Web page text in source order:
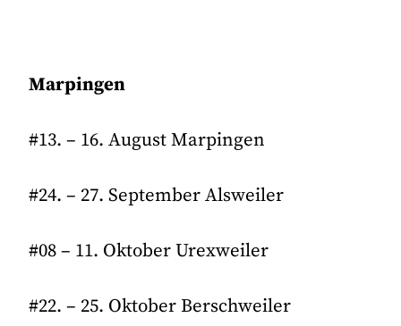
Marpingen
#13. – 16. August Marpingen
#24. – 27. September Alsweiler
#08 – 11. Oktober Urexweiler
#22. – 25. Oktober Berschweiler